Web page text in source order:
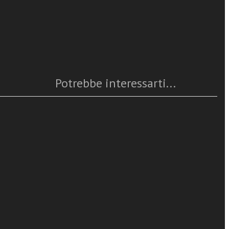
Potrebbe interessarti...